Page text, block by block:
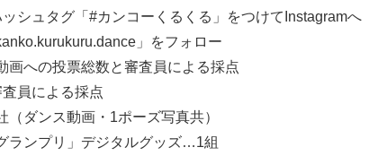
グ「#カンコーくるくる」をつけてInstagramへ
」をフォロー
画への投票総数と審査員による採点
による採点
ダンス動画・1ポーズ写真共）
ランプリ」デジタルグッズ…1組